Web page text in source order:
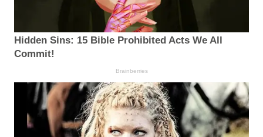
Hidden Sins: 15 Bible Prohibited Acts We All
Commit!
Brainberries